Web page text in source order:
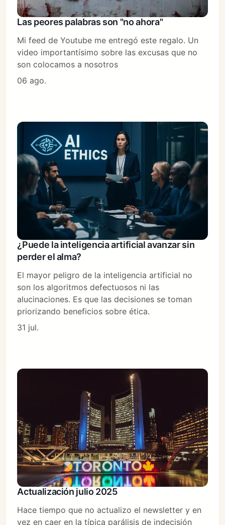
Las peores palabras son "no ahora"
Mi feed de Youtube me entregó este regalo. Un
video importantísimo sobre las excusas que no
son colocamos a nosotros
06 ago.
¿Puede la inteligencia artificial avanzar sin
perder el alma?
El mayor peligro de la inteligencia artificial no
son los algoritmos defectuosos ni las
alucinaciones. Es que las decisiones se toman
priorizando beneficios sobre ética.
31 jul.
Actualización julio 2025
Hace tiempo que no actualizo el newsletter y en
vez en caer en la típica parálisis de indecisión